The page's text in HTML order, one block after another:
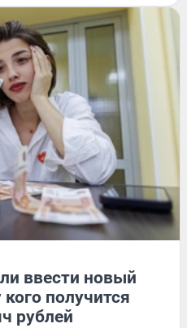
ввести новый
получится
рублей